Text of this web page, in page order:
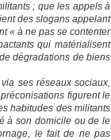
; que les appels à
des slogans appelant
« à ne pas se contenter
qui matérialisent
dégradations de biens
ses réseaux sociaux,
figurent le
habitudes des militants
à son domicile ou de le
le fait de ne pas